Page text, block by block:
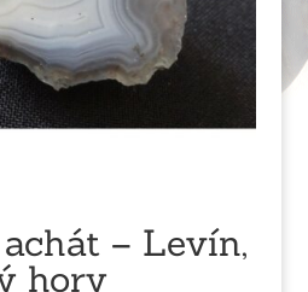
– Levín,
hory